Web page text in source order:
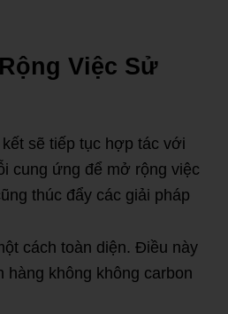
Việc Sử
sẽ tiếp tục hợp tác với
cung ứng để mở rộng việc
thúc đẩy các giải pháp
cách toàn diện. Điều này
hàng không không carbon